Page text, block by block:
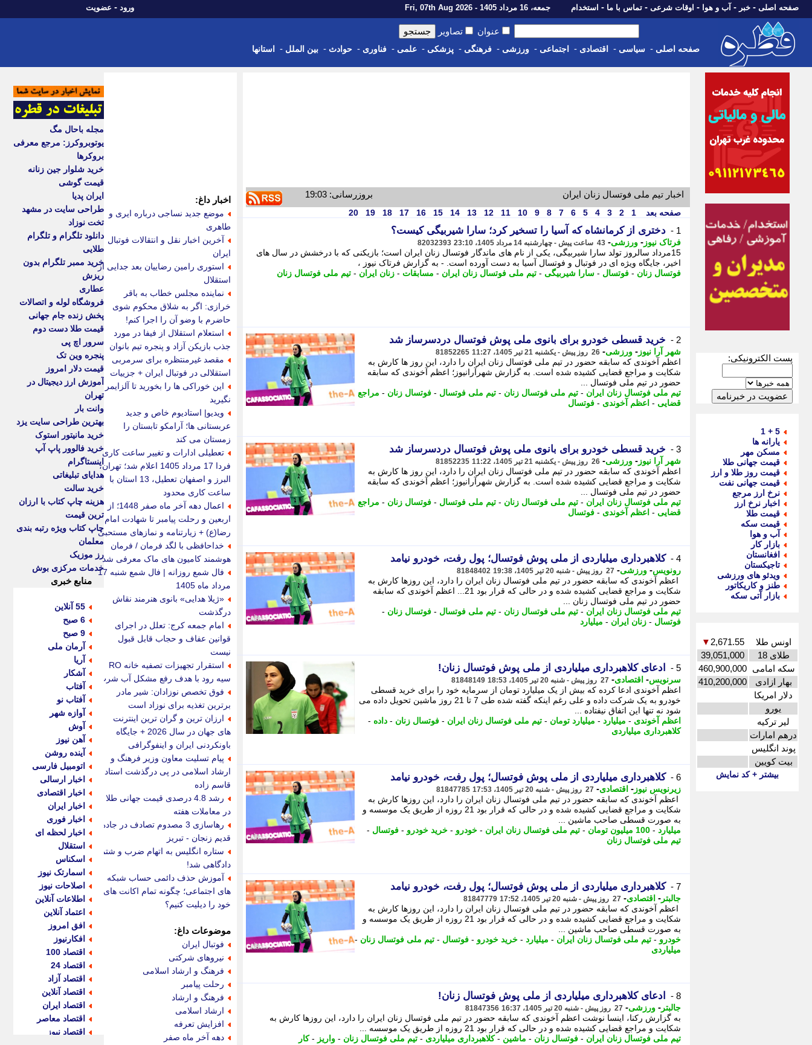
صفحه اصلی - خبر - آب و هوا - اوقات شرعی - تماس با ما - استخدام جمعه، 16 مرداد 1405 - Fri, 07th Aug 2026 ورود - عضویت
عنوان تصاویر
صفحه اصلی - سیاسی - اقتصادی - اجتماعی - ورزشی - فرهنگی - پزشکی - علمی - فناوری - حوادث - بین الملل - استانها
پست الکترونیکی:
5 + 1
یارانه ها
مسکن مهر
قیمت جهانی طلا
قیمت روز طلا و ارز
قیمت جهانی نفت
نرخ ارز مرجع
اخبار نرخ ارز
قیمت طلا
قیمت سکه
آب و هوا
بازار کار
افغانستان
تاجیکستان
ویدئو های ورزشی
طنز و کاریکاتور
بازار آتی سکه
اونس طلا 2,671.55
▼
طلای 18
39,051,000
سکه امامی 460,900,000
بهار ازادی
410,200,000
دلار امریکا
یورو
لیر ترکیه
درهم امارات
پوند انگلیس
بیت کویین
بیشتر + کد نمایش
اخبار تیم ملی فوتسال زنان ایران بروزرسانی: 19:03
صفحه بعد 1
2
3
4
5
6
7
8
9
10
11
12
13
14
15
16
17
18
19
20
1 - دختری از کرمانشاه که آسیا را تسخیر کرد؛ سارا شیربیگی کیست؟
فرتاک نیوز - ورزشی- 43 ساعت پیش - چهارشنبه 14 مرداد 1405، 23:10 82032393
15مرداد سالروز تولد سارا شیربیگی، یکی از نام های ماندگار فوتسال زنان ایران است؛ بازیکنی که با درخشش در سال های
اخیر، جایگاه ویژه ای در فوتبال و فوتسال آسیا به دست آورده است. - به گزارش فرتاک نیوز ،
فوتسال زنان - فوتسال - سارا شیربیگی - تیم ملی فوتسال زنان ایران - مسابقات - زنان ایران - تیم ملی فوتسال زنان
2 - خرید قسطی خودرو برای بانوی ملی پوش فوتسال دردسرساز شد
شهر آرا نیوز - ورزشی- 26 روز پیش - یکشنبه 21 تیر 1405، 11:27 81852265
اعظم آخوندی که سابقه حضور در تیم ملی فوتسال زنان ایران را دارد، این روز ها کارش به
شکایت و مراجع قضایی کشیده شده است. به گزارش شهرآرانیوز؛ اعظم آخوندی که سابقه
حضور در تیم ملی فوتسال ...
تیم ملی فوتسال زنان ایران - تیم ملی فوتسال زنان - تیم ملی فوتسال - فوتسال زنان - مراجع
قضایی - اعظم آخوندی - فوتسال
3 - خرید قسطی خودرو برای بانوی ملی پوش فوتسال دردسرساز شد
شهر آرا نیوز - ورزشی- 26 روز پیش - یکشنبه 21 تیر 1405، 11:22 81852235
اعظم آخوندی که سابقه حضور در تیم ملی فوتسال زنان ایران را دارد، این روز ها کارش به
شکایت و مراجع قضایی کشیده شده است. به گزارش شهرآرانیوز؛ اعظم آخوندی که سابقه
حضور در تیم ملی فوتسال ...
تیم ملی فوتسال زنان ایران - تیم ملی فوتسال زنان - تیم ملی فوتسال - فوتسال زنان - مراجع
قضایی - اعظم آخوندی - فوتسال
4 - کلاهبرداری میلیاردی از ملی پوش فوتسال؛ پول رفت، خودرو نیامد
رونویس- ورزشی- 27 روز پیش - شنبه 20 تیر 1405، 19:38 81848402
اعظم آخوندی که سابقه حضور در تیم ملی فوتسال زنان ایران را دارد، این روزها کارش به
شکایت و مراجع قضایی کشیده شده و در حالی که قرار بود 21... اعظم آخوندی که سابقه
حضور در تیم ملی فوتسال زنان ...
تیم ملی فوتسال زنان ایران - تیم ملی فوتسال زنان - تیم ملی فوتسال - فوتسال زنان -
فوتسال - زنان ایران - میلیارد
5 - ادعای کلاهبرداری میلیاردی از ملی پوش فوتسال زنان!
سرنویس- اقتصادی- 27 روز پیش - شنبه 20 تیر 1405، 18:53 81848149
اعظم آخوندی ادعا کرده که بیش از یک میلیارد تومان از سرمایه خود را برای خرید قسطی
خودرو به یک شرکت داده و علی رغم اینکه گفته شده طی 7 تا 21 روز ماشین تحویل داده می
شود نه تنها این اتفاق نیفتاده ...
اعظم آخوندی - میلیارد - میلیارد تومان - تیم ملی فوتسال زنان ایران - فوتسال زنان - داده -
کلاهبرداری میلیاردی
6 - کلاهبرداری میلیاردی از ملی پوش فوتسال؛ پول رفت، خودرو نیامد
زیرنویس نیوز - اقتصادی- 27 روز پیش - شنبه 20 تیر 1405، 17:53 81847785
اعظم آخوندی که سابقه حضور در تیم ملی فوتسال زنان ایران را دارد، این روزها کارش به
شکایت و مراجع قضایی کشیده شده و در حالی که قرار بود 21 روزه از طریق یک موسسه و
به صورت قسطی صاحب ماشین ...
میلیارد - 100 میلیون تومان - تیم ملی فوتسال زنان ایران - خودرو - خرید خودرو - فوتسال -
تیم ملی فوتسال زنان
7 - کلاهبرداری میلیاردی از ملی پوش فوتسال؛ پول رفت، خودرو نیامد
جالبتر - اقتصادی- 27 روز پیش - شنبه 20 تیر 1405، 17:52 81847779
اعظم آخوندی که سابقه حضور در تیم ملی فوتسال زنان ایران را دارد، این روزها کارش به
شکایت و مراجع قضایی کشیده شده و در حالی که قرار بود 21 روزه از طریق یک موسسه و
به صورت قسطی صاحب ماشین ...
خودرو - تیم ملی فوتسال زنان ایران - میلیارد - خرید خودرو - فوتسال - تیم ملی فوتسال زنان -
میلیاردی
8 - ادعای کلاهبرداری میلیاردی از ملی پوش فوتسال زنان!
جالبتر - ورزشی- 27 روز پیش - شنبه 20 تیر 1405، 16:37 81847356
به گزارش رکنا، اینسا نوشت اعظم آخوندی که سابقه حضور در تیم ملی فوتسال زنان ایران را دارد، این روزها کارش به
شکایت و مراجع قضایی کشیده شده و در حالی که قرار بود 21 روزه از طریق یک موسسه ...
تیم ملی فوتسال زنان ایران - فوتسال زنان - ماشین -کلاهبرداری میلیاردی - تیم ملی فوتسال زنان - واریز -کار
اخبار داغ:
موضع جدید نساجی درباره ایری و
طاهری
آخرین اخبار نقل و انتقالات فوتبال
ایران
استوری رامین رضاییان بعد جدایی از
استقلال
نماینده مجلس خطاب به باقر
خرازی: اگر به شلاق محکوم شوی
حاضرم با وضو آن را اجرا کنم!
استعلام استقلال از فیفا در مورد
جذب بازیکن آزاد و پنجره تیم بانوان
مقصد غیرمنتظره برای سرمربی
استقلالی در فوتبال ایران + جزییات
این خوراکی ها را بخورید تا آلزایمر
نگیرید
ویدیو| استادیوم خاص و جدید
عربستانی ها؛ آرامکو تابستان را
زمستان می کند
تعطیلی ادارات و تغییر ساعت کاری
فردا 17 مرداد 1405 اعلام شد؛ تهران،
البرز و اصفهان تعطیل، 13 استان با
ساعت کاری محدود
اعمال دهه آخر ماه صفر 1448؛ از
اربعین و رحلت پیامبر تا شهادت امام
رضا(ع) + زیارتنامه و نمازهای مستحبی
خداحافظی با لگد فرمان / فرمان
هوشمند کامیون های ماک معرفی شد
فال شمع روزانه | فال شمع شنبه 17
مرداد ماه 1405
«ژیلا هدایی» بانوی هنرمند نقاش
درگذشت
امام جمعه کرج: تعلل در اجرای
قوانین عفاف و حجاب قابل قبول
نیست
استقرار تجهیزات تصفیه خانه RO
سیه رود با هدف رفع مشکل آب شرب
فوق تخصص نوزادان: شیر مادر
برترین تغذیه برای نوزاد است
ارزان ترین و گران ترین اینترنت
های جهان در سال 2026 + جایگاه
باونکردنی ایران و اینفوگرافی
پیام تسلیت معاون وزیر فرهنگ و
ارشاد اسلامی در پی درگذشت استاد
قاسم زاده
رشد 4.8 درصدی قیمت جهانی طلا
در معاملات هفته
رهاسازی 3 مصدوم تصادف در جاده
قدیم زنجان - تبریز
ستاره انگلیس به اتهام ضرب و شتم
دادگاهی شد!
آموزش حذف دائمی حساب شبکه
های اجتماعی؛ چگونه تمام اکانت های
خود را دیلیت کنیم؟
موضوعات داغ:
فوتبال ایران
نیروهای شرکتی
فرهنگ و ارشاد اسلامی
رحلت پیامبر
فرهنگ و ارشاد
ارشاد اسلامی
افزایش تعرفه
دهه آخر ماه صفر
مجله باحال مگ
یوتوبروکرز: مرجع معرفی
بروکرها
خرید شلوار جین زنانه
قیمت گوشی
ایران پدیا
طراحی سایت در مشهد
تخت نوزاد
دانلود تلگرام و تلگرام
طلایی
خرید ممبر تلگرام بدون
ریزش
عطاری
فروشگاه لوله و اتصالات
پخش زنده جام جهانی
قیمت طلا دست دوم
سرور اچ پی
پنجره وین تک
قیمت دلار امروز
آموزش ارز دیجیتال در
تهران
وانت بار
بهترین طراحی سایت یزد
خرید مانیتور استوک
خرید فالوور پاپ آپ
اینستاگرام
هدایای تبلیغاتی
خرید سالت
هزینه چاپ کتاب با ارزان
ترین قیمت
چاپ کتاب ویژه رتبه بندی
معلمان
رز موزیک
خدمات مرکزی بوش
منابع خبری
55 آنلاین
6 صبح
9 صبح
آرمان ملی
آریا
آشکار
آفتاب
آفتاب نو
آوازه شهر
آوش
آهن نیوز
آینده روشن
اتومبیل فارسی
اخبار ارسالی
اخبار اقتصادی
اخبار ایران
اخبار فوری
اخبار لحظه ای
استقلال
اسکناس
اسمارتک نیوز
اصلاحات نیوز
اطلاعات آنلاین
اعتماد آنلاین
افق امروز
افکارنیوز
اقتصاد 100
اقتصاد 24
اقتصاد آزاد
اقتصاد آنلاین
اقتصاد ایران
اقتصاد معاصر
اقتصاد نیوز